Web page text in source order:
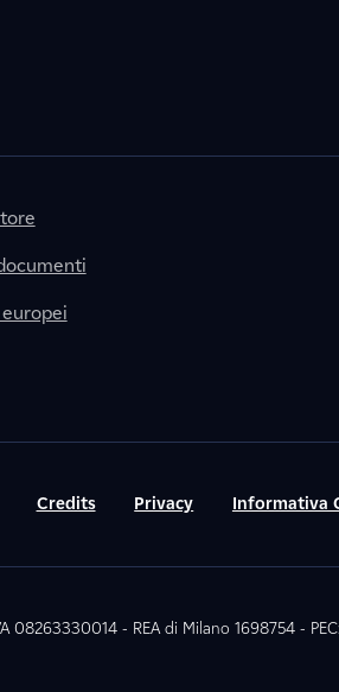
Credits Privacy Informativa
08263330014 - REA di Milano 1698754 - PEC: